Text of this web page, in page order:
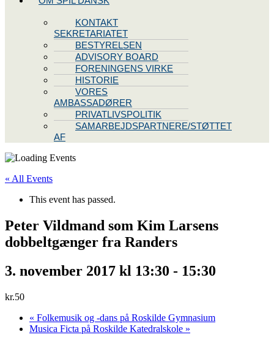
KONTAKT
SEKRETARIATET
BESTYRELSEN
ADVISORY BOARD
FORENINGENS VIRKE
HISTORIE
VORES
AMBASSADØRER
PRIVATLIVSPOLITIK
SAMARBEJDSPARTNERE/STØTTET
AF
« All Events
This event has passed.
Peter Vildmand som Kim Larsens
dobbeltgænger fra Randers
3. november 2017 kl 13:30 - 15:30
kr.50
« Folkemusik og -dans på Roskilde Gymnasium
Musica Ficta på Roskilde Katedralskole »